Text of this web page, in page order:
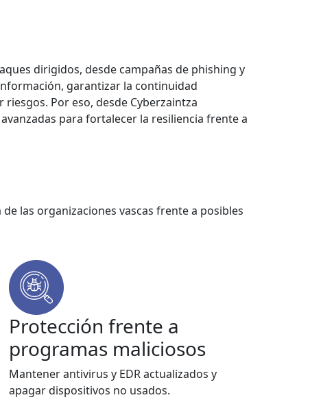
dirigidos, desde campañas de phishing y
garantizar la continuidad
Por eso, desde Cyberzaintza
para fortalecer la resiliencia frente a
las organizaciones vascas frente a posibles
Protección frente a
programas maliciosos
Mantener antivirus y EDR actualizados y
apagar dispositivos no usados.